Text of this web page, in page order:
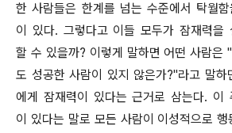
한 사람들은 한계를 넘는 수준에서 탁월
이 있다. 그렇다고 이들 모두가 잠재력을
할 수 있을까? 이렇게 말하면 어떤 사람은
도 성공한 사람이 있지 않은가?"라고 말하
에게 잠재력이 있다는 근거로 삼는다. 이
이 있다는 말로 모든 사람이 이성적으로